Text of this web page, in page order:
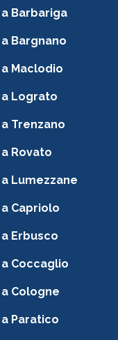
Barbariga
Bargnano
Maclodio
Lograto
Trenzano
Rovato
Lumezzane
Capriolo
Erbusco
Coccaglio
Cologne
Paratico